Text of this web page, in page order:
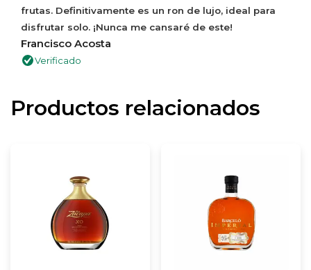
frutas. Definitivamente es un ron de lujo, ideal para
disfrutar solo. ¡Nunca me cansaré de este!
Francisco Acosta
Verificado
Productos relacionados